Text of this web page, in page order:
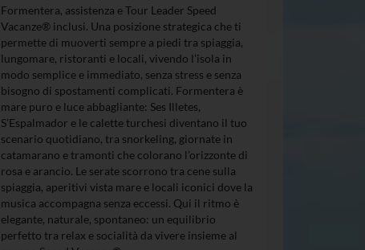
Formentera, assistenza e Tour Leader Speed
Vacanze® inclusi. Una posizione strategica che ti
permette di muoverti sempre a piedi tra spiaggia,
lungomare, ristoranti e locali, vivendo l’isola in
modo semplice e immediato, senza stress e senza
bisogno di spostamenti complicati. Formentera è
mare puro e luce abbagliante: Ses Illetes,
S’Espalmador e le calette turchesi diventano il tuo
scenario quotidiano, tra snorkeling, giornate in
catamarano e tramonti che colorano l’orizzonte di
rosa e arancio. Le serate scorrono tra cene sulla
spiaggia, aperitivi vista mare e locali iconici dove la
musica accompagna senza eccessi. Qui il ritmo è
elegante, naturale, spontaneo: un equilibrio
perfetto tra relax e socialità da vivere insieme al